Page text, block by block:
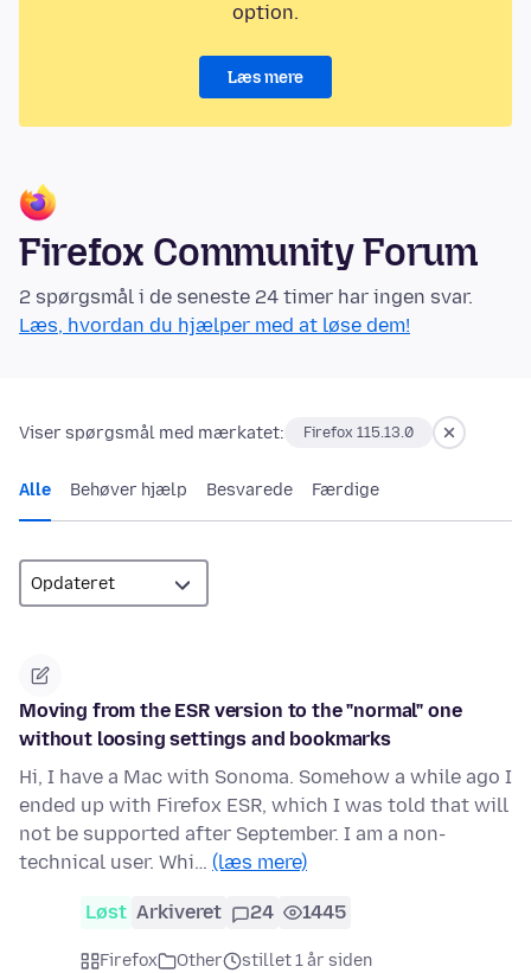
option.
Læs mere
Firefox Community Forum
2 spørgsmål i de seneste 24 timer har ingen svar.
Læs, hvordan du hjælper med at løse dem!
Viser spørgsmål med mærkatet: Firefox 115.13.0
Alle Behøver hjælp Besvarede Færdige
Moving from the ESR version to the "normal" one
without loosing settings and bookmarks
Hi, I have a Mac with Sonoma. Somehow a while ago I
ended up with Firefox ESR, which I was told that will
not be supported after September. I am a non-
technical user. Whi… (læs mere)
Løst Arkiveret 24 1445
Firefox Other
stillet 1 år siden